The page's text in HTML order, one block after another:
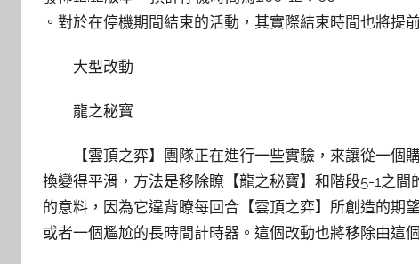
。對於在停機期間結束的活動，其實際結束時間也將提
大型改動
龍之秘寶
【雲頂之弈】團隊正在進行一些實驗，來讓從一
換變得平滑，方法是移除瞭【龍之秘寶】和階段5-1之
的意料，因為它違背瞭每回合【雲頂之弈】所創造的期
或者一個尷尬的長時間計時器。這個改動也將移除由這